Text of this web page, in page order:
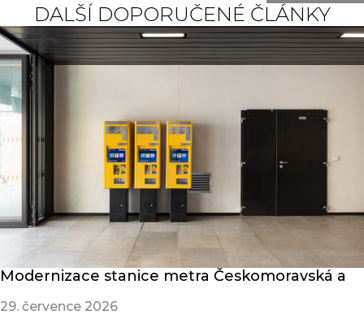
DALŠÍ DOPORUČENÉ ČLÁNKY
Modernizace stanice metra Českomoravská a
29. července 2026